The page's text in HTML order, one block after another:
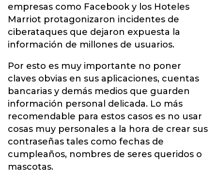
empresas como Facebook y los Hoteles
Marriot protagonizaron incidentes de
ciberataques que dejaron expuesta la
información de millones de usuarios.
Por esto es muy importante no poner
claves obvias en sus aplicaciones, cuentas
bancarias y demás medios que guarden
información personal delicada. Lo más
recomendable para estos casos es no usar
cosas muy personales a la hora de crear sus
contraseñas tales como fechas de
cumpleaños, nombres de seres queridos o
mascotas.